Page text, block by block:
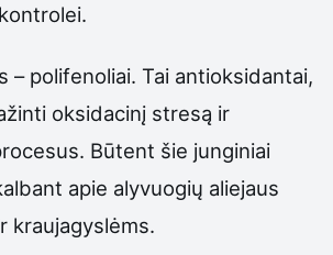
– polifenoliai. Tai antioksidantai,
oksidacinį stresą ir
Būtent šie junginiai
apie alyvuogių aliejaus
kraujagyslėms.